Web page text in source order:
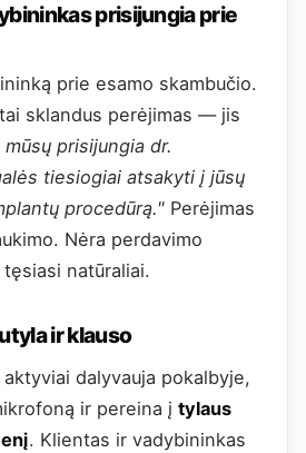
prisijungia prie
prie esamo skambučio.
sklandus perėjimas — jis
prisijungia dr.
tiesiogiai atsakyti į jūsų
procedūrą." Perėjimas
Nėra perdavimo
natūraliai.
ir klauso
dalyvauja pokalbyje,
ir pereina į tylaus
. Klientas ir vadybininkas